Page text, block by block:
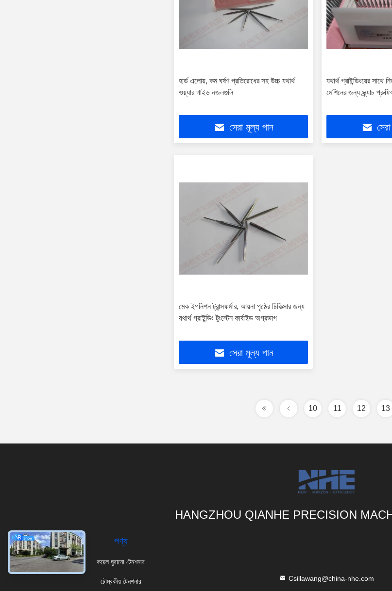
হার্ড এলোয়, কম ঘর্ষণ প্রতিরোধের সহ উচ্চ যথার্থ
ওয়্যার গাইড নজলগুলি
সেরা মূল্য পান
যথার্থ গ্রাইন্ডিংয়ের সাথে
মেশিনের জন্য স্ক্র্যাচ
মেক ইগনিশন ট্রান্সফর্মার, আয়না পৃষ্ঠের চিকিত্সার জন্য
যথার্থ গ্রাইন্ডিং টুংস্টেন কার্বাইড অগ্রভাগ
সেরা মূল্য পান
10 11 12 13
HANGZHOU QIANHE PRECISION
পণ্য
কয়েল ঘুরানো টেনশনার
চৌম্বকীয় টেনশনার Csillawang@china-nhe.com